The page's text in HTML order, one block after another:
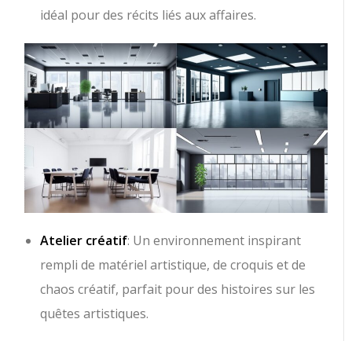
idéal pour des récits liés aux affaires.
Atelier créatif: Un environnement inspirant
rempli de matériel artistique, de croquis et de
chaos créatif, parfait pour des histoires sur les
quêtes artistiques.